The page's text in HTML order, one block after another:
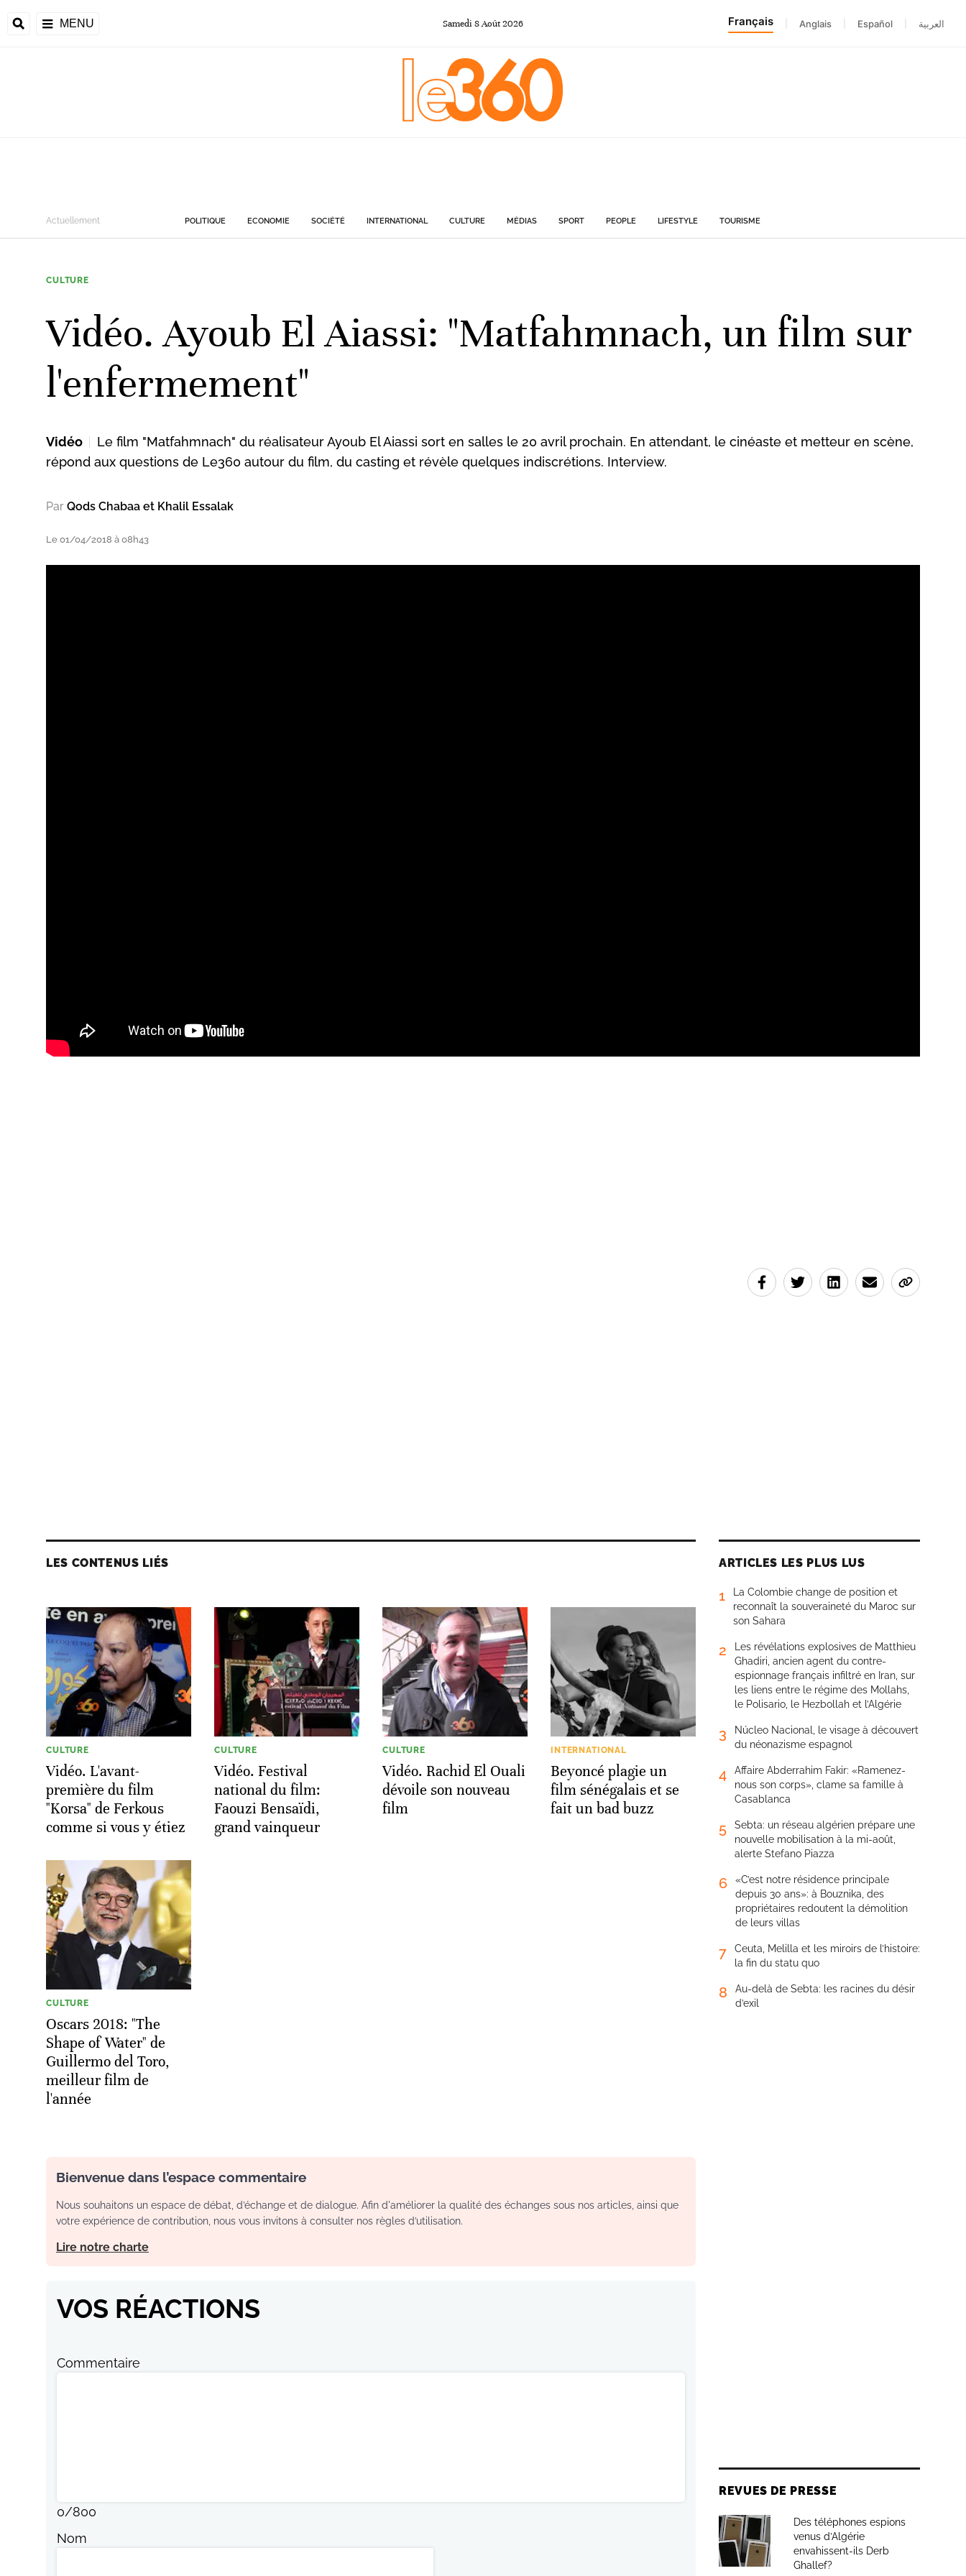
MENU Samedi 8Août2026 Français Anglais Español العربية
Actuellement POLITIQUE ECONOMIE SOCIÉTÉ INTERNATIONAL CULTURE MÉDIAS SPORT PEOPLE LIFESTYLE TOURISME
CULTURE
Vidéo. Ayoub El Aiassi: "Matfahmnach, un film sur
l'enfermement"
Vidéo
Le film "Matfahmnach" du réalisateur Ayoub El Aiassi sort en salles le 20 avril prochain. En attendant, le cinéaste et metteur en scène,
répond aux questions de Le360 autour du film, du casting et révèle quelques indiscrétions. Interview.
Par Qods Chabaa et Khalil Essalak
Le 01/04/2018 à 08h43
LES CONTENUS LIÉS
CULTURE
Vidéo. L'avant-
première du film
"Korsa" de Ferkous
comme si vous y étiez
CULTURE
Vidéo. Festival
national du film:
Faouzi Bensaïdi,
grand vainqueur
CULTURE
Vidéo. Rachid El Ouali
dévoile son nouveau
film
INTERNATIONAL
Beyoncé plagie un
film sénégalais et se
fait un bad buzz
CULTURE
Oscars 2018: "The
Shape of Water" de
Guillermo del Toro,
meilleur film de
l'année
Bienvenue dans l’espace commentaire
Nous souhaitons un espace de débat, d’échange et de dialogue. Afin d'améliorer la qualité des échanges sous nos articles, ainsi que
votre expérience de contribution, nous vous invitons à consulter nos règles d’utilisation.
Lire notre charte
VOS RÉACTIONS
Commentaire
0/800
Nom
ARTICLES LES PLUS LUS
1
La Colombie change de position et
reconnaît la souveraineté du Maroc sur
son Sahara
2
Les révélations explosives de Matthieu
Ghadiri, ancien agent du contre-
espionnage français infiltré en Iran, sur
les liens entre le régime des Mollahs,
le Polisario, le Hezbollah et l’Algérie
3
Núcleo Nacional, le visage à découvert
du néonazisme espagnol
4
Affaire Abderrahim Fakir: «Ramenez-
nous son corps», clame sa famille à
Casablanca
5
Sebta: un réseau algérien prépare une
nouvelle mobilisation à la mi-août,
alerte Stefano Piazza
6
«C’est notre résidence principale
depuis 30 ans»: à Bouznika, des
propriétaires redoutent la démolition
de leurs villas
7
Ceuta, Melilla et les miroirs de l’histoire:
la fin du statu quo
8
Au-delà de Sebta: les racines du désir
d’exil
REVUES DE PRESSE
Des téléphones espions
venus d’Algérie
envahissent-ils Derb
Ghallef?